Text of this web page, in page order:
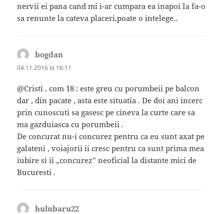
nervii ei pana cand mi i-ar cumpara ea inapoi Ia fa-o
sa renunte la cateva placeri,poate o intelege..
bogdan
04.11.2016 la 16:11
@Cristi , com 18 : este greu cu porumbeii pe balcon
dar , din pacate , asta este situatia . De doi ani incerc
prin cunoscuti sa gasesc pe cineva la curte care sa
ma gazduiasca cu porumbeii .
De concurat nu-i concurez pentru ca eu sunt axat pe
galateni , voiajorii ii cresc pentru ca sunt prima mea
iubire si ii „concurez” neoficial la distante mici de
Bucuresti .
hulubaru22